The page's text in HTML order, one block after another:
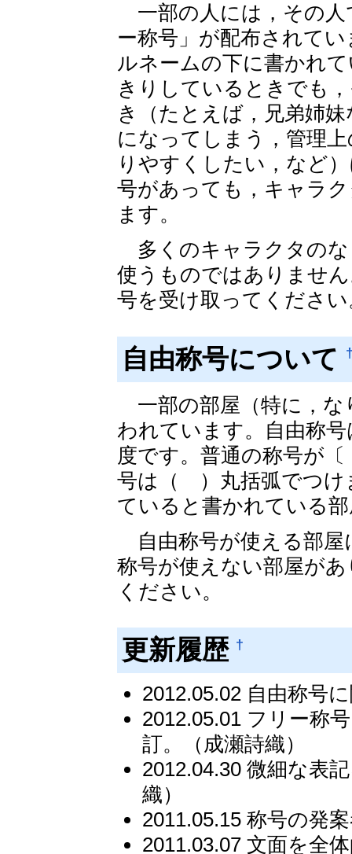
一部の人には，その人
ー称号」が配布されて
ルネームの下に書かれ
きりしているときでも
き（たとえば，兄弟姉
になってしまう，管理
りやすくしたい，など
号があっても，キャラ
ます。
多くのキャラクタのな
使うものではありませ
号を受け取ってくださ
自由称号について
一部の部屋（特に，な
われています。自由称
度です。普通の称号が
号は（ ）丸括弧でつけ
ていると書かれている
自由称号が使える部屋
称号が使えない部屋が
ください。
更新履歴 †
2012.05.02 自由称号
2012.05.01 フリー称
訂。（成瀬詩織）
2012.04.30 微細な表
織）
2011.05.15 称号の発
2011.03.07 文面を全